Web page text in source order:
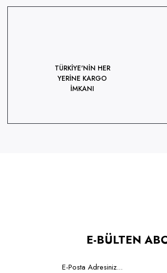
TÜRKİYE'NİN HER
YERİNE KARGO
İMKANI
E-BÜLTEN